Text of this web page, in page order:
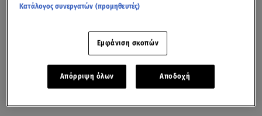
Κατάλογος συνεργατών (προμηθευτές)
Εμφάνιση σκοπών
Απόρριψη όλων Αποδοχή